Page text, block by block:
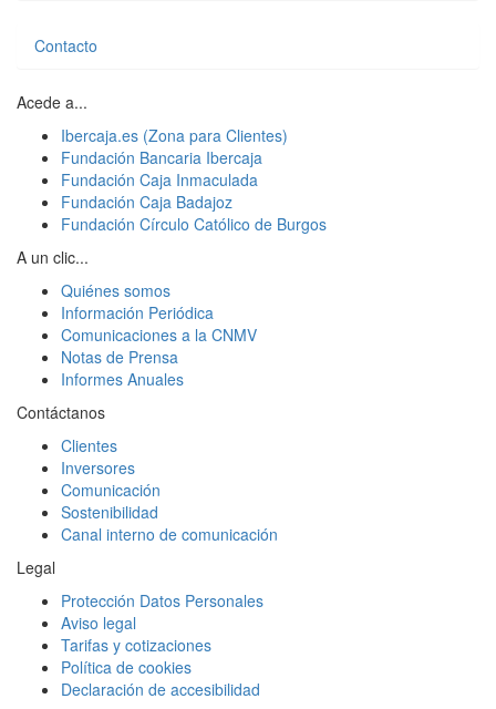
Contacto
Acede a...
Ibercaja.es (Zona para Clientes)
Fundación Bancaria Ibercaja
Fundación Caja Inmaculada
Fundación Caja Badajoz
Fundación Círculo Católico de Burgos
A un clic...
Quiénes somos
Información Periódica
Comunicaciones a la CNMV
Notas de Prensa
Informes Anuales
Contáctanos
Clientes
Inversores
Comunicación
Sostenibilidad
Canal interno de comunicación
Legal
Protección Datos Personales
Aviso legal
Tarifas y cotizaciones
Política de cookies
Declaración de accesibilidad